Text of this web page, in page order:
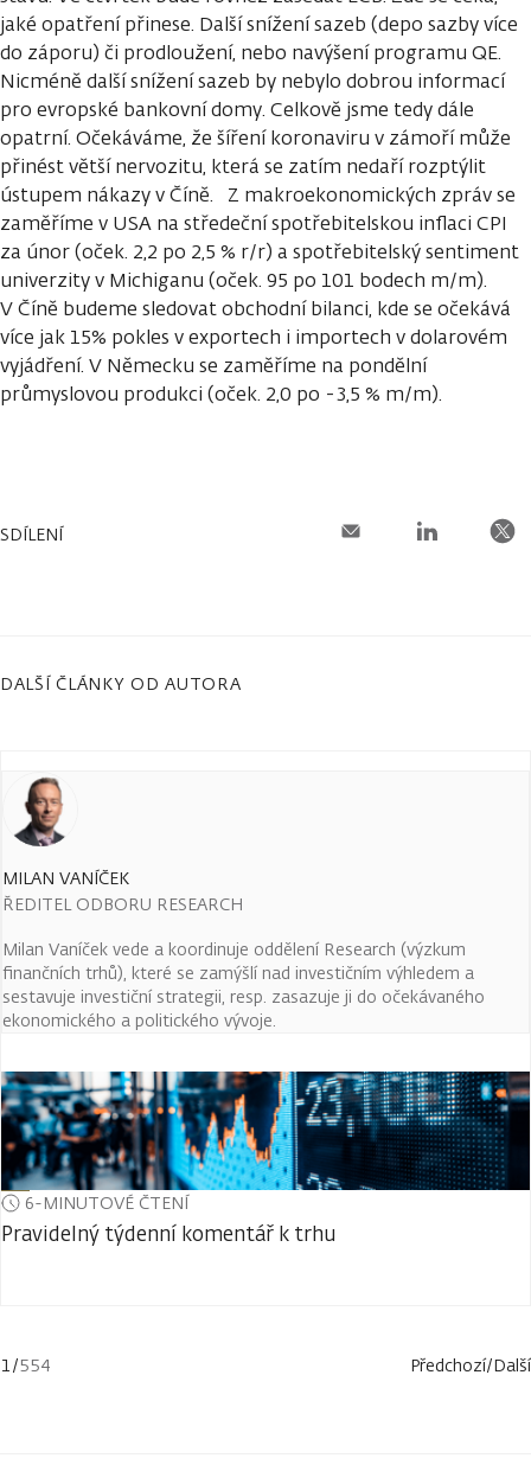
jaké opatření přinese. Další snížení sazeb (depo sazby více
do záporu) či prodloužení, nebo navýšení programu QE.
Nicméně další snížení sazeb by nebylo dobrou informací
pro evropské bankovní domy. Celkově jsme tedy dále
opatrní. Očekáváme, že šíření koronaviru v zámoří může
přinést větší nervozitu, která se zatím nedaří rozptýlit
ústupem nákazy v Číně. Z makroekonomických zpráv se
zaměříme v USA na středeční spotřebitelskou inflaci CPI
za únor (oček. 2,2 po 2,5 % r/r) a spotřebitelský sentiment
univerzity v Michiganu (oček. 95 po 101 bodech m/m).
V Číně budeme sledovat obchodní bilanci, kde se očekává
více jak 15% pokles v exportech i importech v dolarovém
vyjádření. V Německu se zaměříme na pondělní
průmyslovou produkci (oček. 2,0 po -3,5 % m/m).
SDÍLENÍ
DALŠÍ ČLÁNKY OD AUTORA
MILAN VANÍČEK
ŘEDITEL ODBORU RESEARCH
Milan Vaníček vede a koordinuje oddělení Research (výzkum
finančních trhů), které se zamýšlí nad investičním výhledem a
sestavuje investiční strategii, resp. zasazuje ji do očekávaného
ekonomického a politického vývoje.
6-MINUTOVÉ ČTENÍ
Pravidelný týdenní komentář k trhu
1/554 Předchozí/Další